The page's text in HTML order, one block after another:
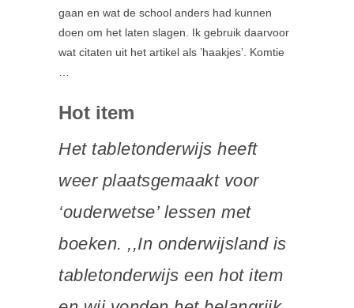
gaan en wat de school anders had kunnen
doen om het laten slagen. Ik gebruik daarvoor
wat citaten uit het artikel als ’haakjes’. Komtie
Hot item
Het tabletonderwijs heeft
weer plaatsgemaakt voor
‘ouderwetse’ lessen met
boeken. ,,In onderwijsland is
tabletonderwijs een hot item